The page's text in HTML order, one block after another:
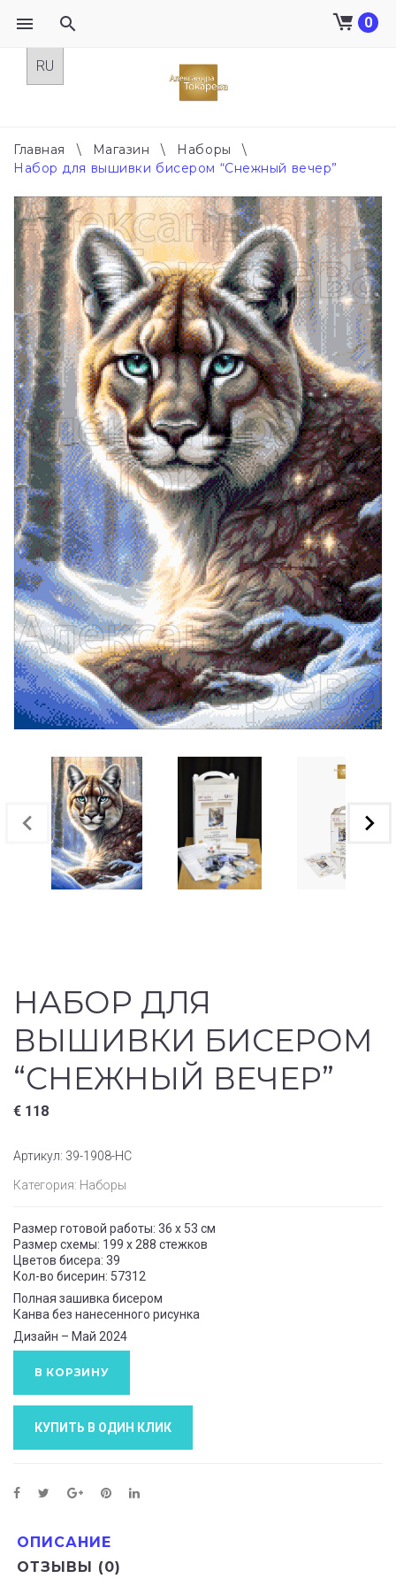
0
Главная \ Магазин \ Наборы
\
Набор для вышивки бисером “Снежный вечер”
НАБОР ДЛЯ
ВЫШИВКИ БИСЕРОМ
“СНЕЖНЫЙ ВЕЧЕР”
€ 118
Артикул: 39-1908-НС
Категория: Наборы
Размер готовой работы: 36 x 53 см
Размер схемы: 199 x 288 стежков
Цветов бисера: 39
Кол-во бисерин: 57312
Полная зашивка бисером
Канва без нанесенного рисунка
Дизайн – Май 2024
В КОРЗИНУ
КУПИТЬ В ОДИН КЛИК
ОПИСАНИЕ
ОТЗЫВЫ (0)